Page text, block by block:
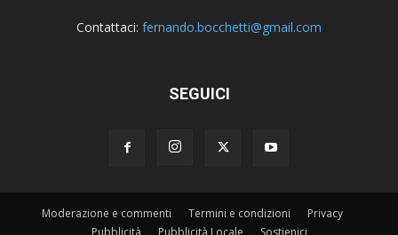
Contattaci: fernando.bocchetti@gmail.com
SEGUICI
Moderazione e commenti Termini e condizioni
Privacy
Pubblicità
Pubblicità Locale Sostienici